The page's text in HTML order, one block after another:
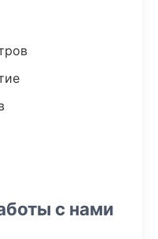
с нами